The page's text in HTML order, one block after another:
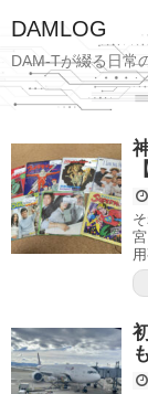
DAMLOG
DAM-Tが綴る日常